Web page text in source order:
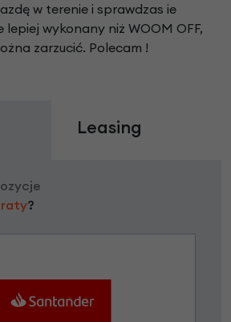
w terenie i sprawdzas ie
lepiej wykonany niż WOOM OFF,
zarzucić. Polecam !
Leasing
?